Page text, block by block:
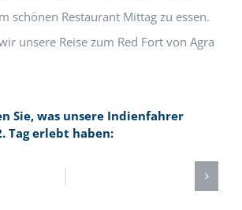
schönen Restaurant Mittag zu essen.
unsere Reise zum Red Fort von Agra
Sie, was unsere Indienfahrer
Tag erlebt haben: